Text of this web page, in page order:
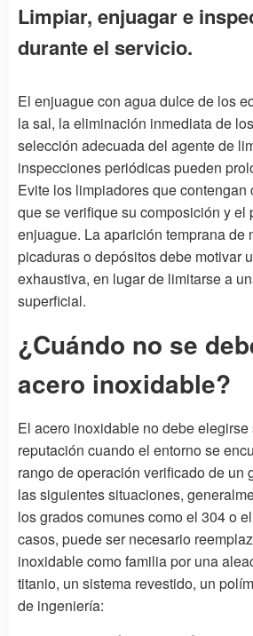
Limpiar, enjuagar e
durante el servicio.
El enjuague con agua dulce de los
la sal, la eliminación inmediata de
selección adecuada del agente de
inspecciones periódicas pueden
Evite los limpiadores que contengan
que se verifique su composición y el
enjuague. La aparición temprana de
picaduras o depósitos debe motivar
exhaustiva, en lugar de limitarse a
superficial.
¿Cuándo no se
acero inoxidable?
El acero inoxidable no debe
reputación cuando el entorno se
rango de operación verificado de un
las siguientes situaciones,
los grados comunes como el 304 o
casos, puede ser necesario
inoxidable como familia por una
titanio, un sistema revestido, un
de ingeniería: